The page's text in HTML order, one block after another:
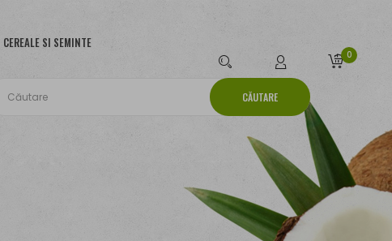
CEREALE SI SEMINTE
CĂUTARE
0